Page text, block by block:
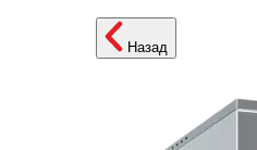
Назад